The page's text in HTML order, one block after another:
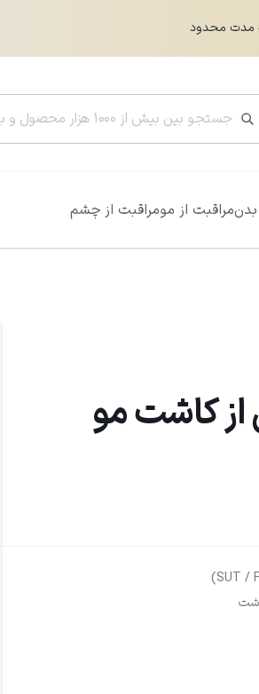
مدت محدود
بدنمراقبت از مومراقبت از چشم
کاشت مو